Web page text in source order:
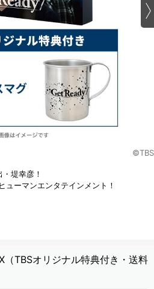
©TBS
堤幸彦！
ューマンエンタテインメント！
TBSオリジナル特典付き・送料